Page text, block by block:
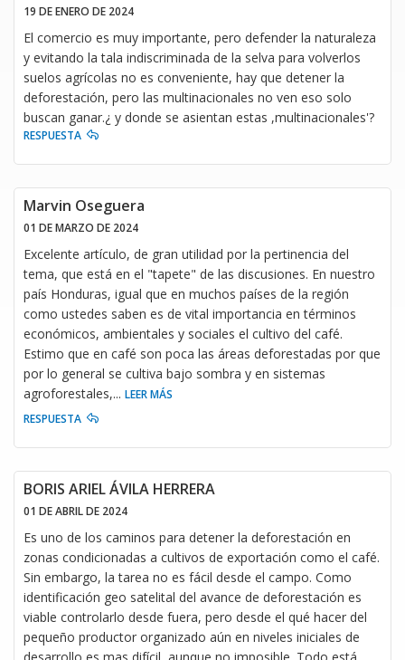
19 DE ENERO DE 2024
El comercio es muy importante, pero defender la naturaleza
y evitando la tala indiscriminada de la selva para volverlos
suelos agrícolas no es conveniente, hay que detener la
deforestación, pero las multinacionales no ven eso solo
buscan ganar.¿ y donde se asientan estas ,multinacionales'?
RESPUESTA
Marvin Oseguera
01 DE MARZO DE 2024
Excelente artículo, de gran utilidad por la pertinencia del
tema, que está en el "tapete" de las discusiones. En nuestro
país Honduras, igual que en muchos países de la región
como ustedes saben es de vital importancia en términos
económicos, ambientales y sociales el cultivo del café.
Estimo que en café son poca las áreas deforestadas por que
por lo general se cultiva bajo sombra y en sistemas
agroforestales,... LEER MÁS
RESPUESTA
BORIS ARIEL ÁVILA HERRERA
01 DE ABRIL DE 2024
Es uno de los caminos para detener la deforestación en
zonas condicionadas a cultivos de exportación como el café.
Sin embargo, la tarea no es fácil desde el campo. Como
identificación geo satelital del avance de deforestación es
viable controlarlo desde fuera, pero desde el qué hacer del
pequeño productor organizado aún en niveles iniciales de
desarrollo es mas difícil, aunque no imposible. Todo está